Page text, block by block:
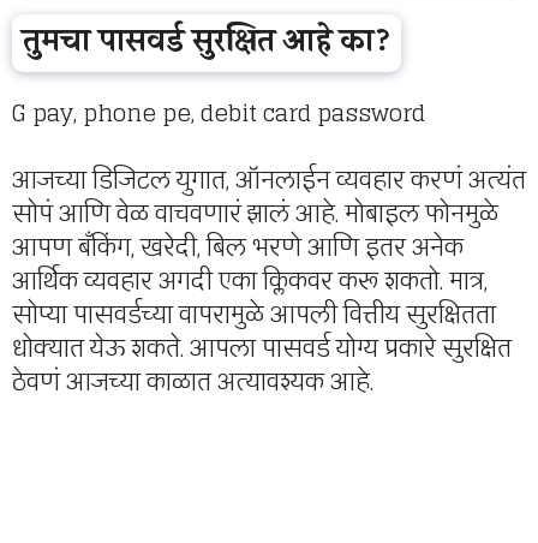
तुमचा पासवर्ड सुरक्षित आहे का?
G pay, phone pe, debit card password
आजच्या डिजिटल युगात, ऑनलाईन व्यवहार करणं अत्यंत
सोपं आणि वेळ वाचवणारं झालं आहे. मोबाइल फोनमुळे
आपण बँकिंग, खरेदी, बिल भरणे आणि इतर अनेक
आर्थिक व्यवहार अगदी एका क्लिकवर करू शकतो. मात्र,
सोप्या पासवर्डच्या वापरामुळे आपली वित्तीय सुरक्षितता
धोक्यात येऊ शकते. आपला पासवर्ड योग्य प्रकारे सुरक्षित
ठेवणं आजच्या काळात अत्यावश्यक आहे.